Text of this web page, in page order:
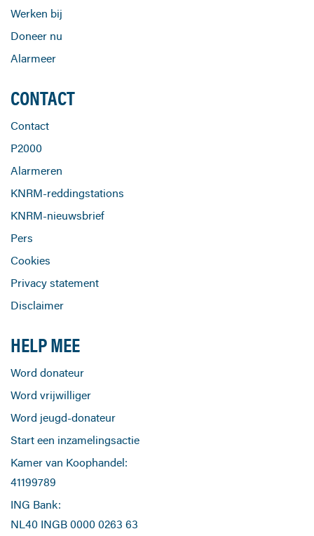
Werken bij
Doneer nu
Alarmeer
CONTACT
Contact
P2000
Alarmeren
KNRM-reddingstations
KNRM-nieuwsbrief
Pers
Cookies
Privacy statement
Disclaimer
HELP MEE
Word donateur
Word vrijwilliger
Word jeugd-donateur
Start een inzamelingsactie
Kamer van Koophandel:
41199789
ING Bank:
NL40 INGB 0000 0263 63